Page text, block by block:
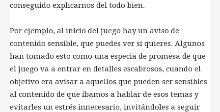
conseguido explicarnos del todo bien.
Por ejemplo, al inicio del juego hay un aviso de
contenido sensible, que puedes ver si quieres. Algunos
han tomado esto como una especia de promesa de que
el juego va a entrar en detalles escabrosos, cuando el
objetivo era avisar a aquellos que pueden ser sensibles
al contenido de que íbamos a hablar de esos temas y
evitarles un estrés innecesario, invitándoles a seguir